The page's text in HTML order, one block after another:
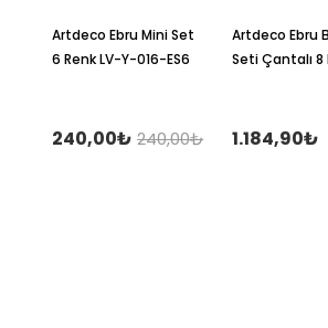
Artdeco Ebru Mini Set
6 Renk LV-Y-016-ES6
240,00₺ 240,00₺
Artdeco Ebru
Seti Çantalı 8
1.184,90₺